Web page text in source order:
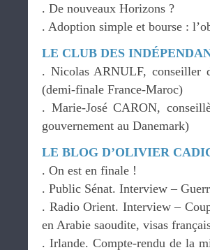
. De nouveaux Horizons ?
. Adoption simple et bourse :
LE CLUB DES
. Nicolas ARNULF, conseiller
(demi-finale France-Maroc)
. Marie-José CARON,
gouvernement au Danemark)
LE BLOG D’OLIVIER
. On est en finale !
. Public Sénat. Interview –
. Radio Orient. Interview –
en Arabie saoudite, visas
. Irlande. Compte-rendu de la